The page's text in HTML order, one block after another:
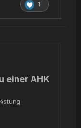
1
einer AHK